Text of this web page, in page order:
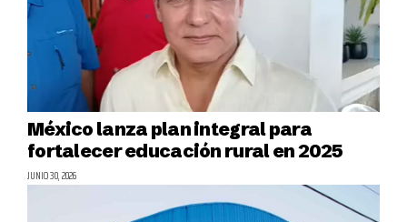
México lanza plan integral para
fortalecer educación rural en 2025
JUNIO 30, 2026